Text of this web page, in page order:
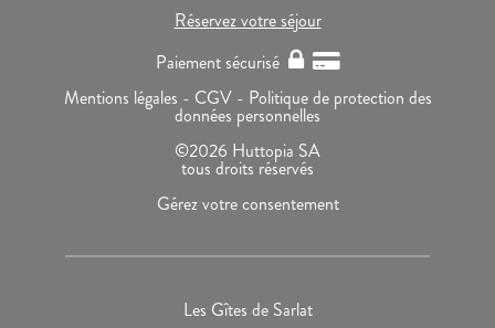
Réservez votre séjour
Paiement sécurisé
Mentions légales - CGV - Politique de protection des
données personnelles
©2026 Huttopia SA
tous droits réservés
Gérez votre consentement
Les Gîtes de Sarlat